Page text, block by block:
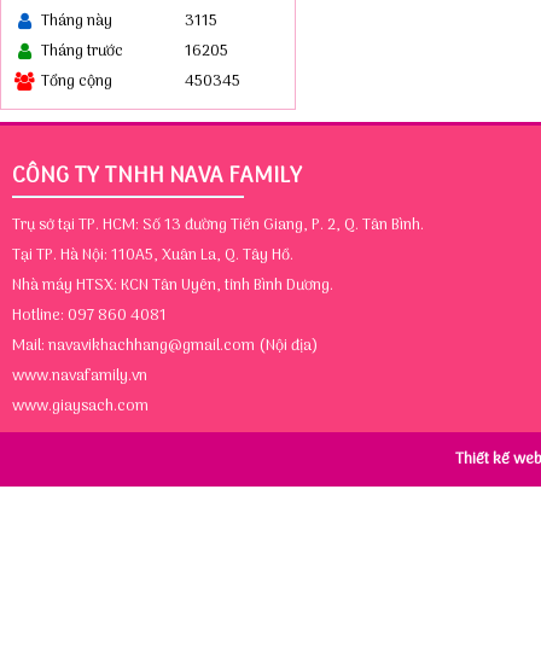
Tháng này
3115
Tháng trước
16205
Tổng cộng
450345
CÔNG TY TNHH NAVA FAMILY
Trụ sở tại TP. HCM: Số 13 đường Tiền Giang, P. 2, Q. Tân Bình.
Tại TP. Hà Nội: 110A5, Xuân La, Q. Tây Hồ.
Nhà máy HTSX: KCN Tân Uyên, tỉnh Bình Dương.
Hotline: 097 860 4081
Mail:navavikhachhang@gmail.com (Nội địa)
www.navafamily.vn
www.giaysach.com
Thiết kế